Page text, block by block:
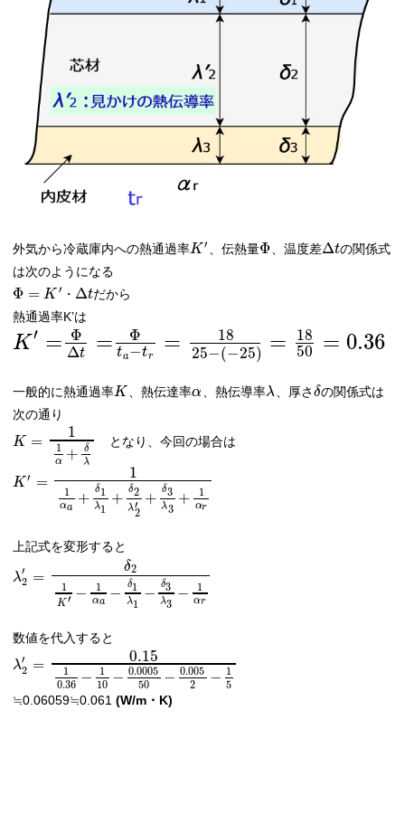
外気から冷蔵庫内への熱通過率K ′ 、伝熱量Φ 、温度差Δtの関係式
は次のようになる
Φ = K ′ ・ Δtだから
熱通過率K’は
K ′ = Φ
Δt = Φ
ta−tr
=
18
25−(−25) =
18
50
= 0.36
一般的に熱通過率K 、熱伝達率α 、熱伝導率λ 、厚さδの関係式は
次の通り
K = 1
1
α + δ
λ
となり、今回の場合は
K ′ = 1
1
αa + δ1
λ1
+ δ2
λ′
2
+ δ3
λ3
+ 1
αr
上記式を変形すると
λ′
2 =
δ2
1
K ′ − 1
αa − δ1
λ1
− δ3
λ3
− 1
αr
数値を代入すると
λ′
2 = 0.15
1
0.36 −
1
10 − 0.0005
50
− 0.005
2
− 1
5
≒0.06059≒0.061 (W/m・K)